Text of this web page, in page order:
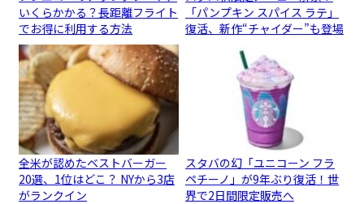
いくらかかる？長距離フライト
でお得に利用する方法
「パンプキン スパイス ラテ」
復活、新作“チャイダー”も登場
全米が認めたベストバーガー
20選、1位はどこ？ NYから3店
がランクイン
スタバの幻「ユニコーン フラ
ペチーノ」が9年ぶり復活！世
界で2日間限定販売へ